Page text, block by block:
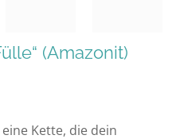
(Amazonit)
Kette, die dein